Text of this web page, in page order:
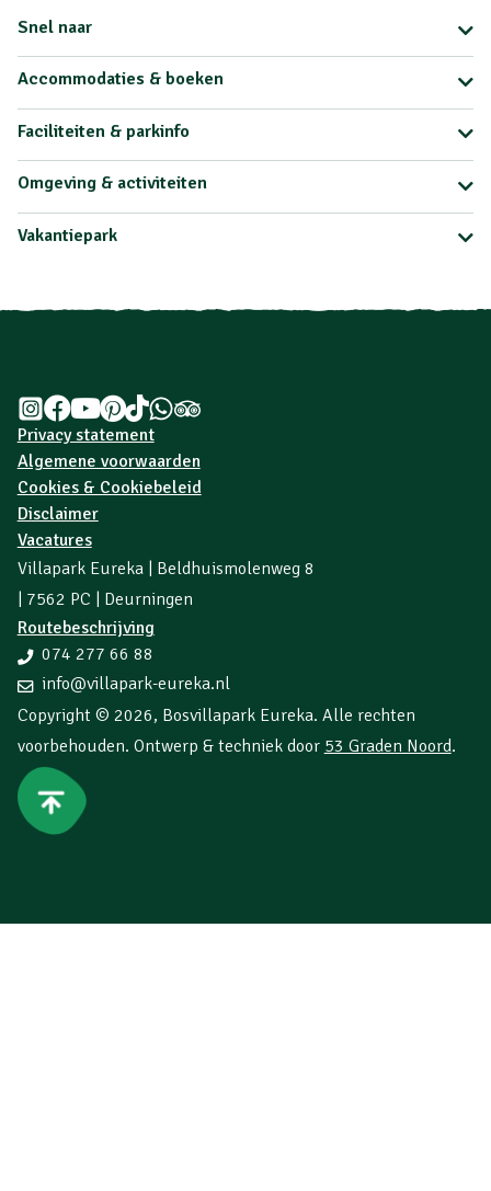
Snel naar
Accommodaties & boeken
Faciliteiten & parkinfo
Omgeving & activiteiten
Vakantiepark
Privacy statement
Algemene voorwaarden
Cookies & Cookiebeleid
Disclaimer
Vacatures
Villapark Eureka | Beldhuismolenweg 8
| 7562 PC | Deurningen
Routebeschrijving
074 277 66 88
info@villapark-eureka.nl
Copyright © 2026, Bosvillapark Eureka. Alle rechten
voorbehouden. Ontwerp & techniek door 53 Graden Noord.